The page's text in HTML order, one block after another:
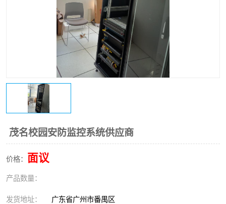
茂名校园安防监控系统供应商
价格： 面议
产品数量：
发货地址： 广东省广州市番禺区